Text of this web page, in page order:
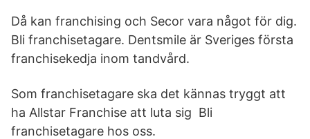
Då kan franchising och Secor vara något för dig.
Bli franchisetagare. Dentsmile är Sveriges första
franchisekedja inom tandvård.
Som franchisetagare ska det kännas tryggt att
ha Allstar Franchise att luta sig Bli
franchisetagare hos oss.